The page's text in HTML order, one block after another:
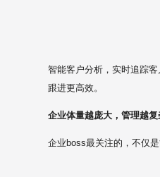
智能客户分析，实时追踪
跟进更高效。
企业体量越庞大，管理越复
企业boss最关注的，不仅